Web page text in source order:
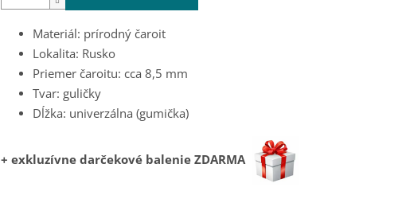
Materiál: prírodný čaroit
Lokalita: Rusko
Priemer čaroitu: cca 8,5 mm
Tvar: guličky
Dĺžka: univerzálna (gumička)
+ exkluzívne darčekové balenie ZDARMA